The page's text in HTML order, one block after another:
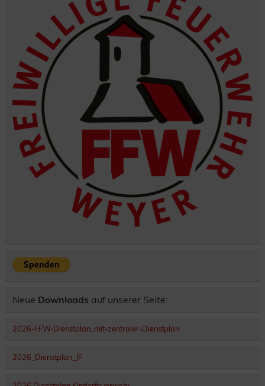
Neue Downloads auf unserer Seite:
2026-FFW-Dienstplan_mit-zentraler-Dienstplan
2026_Dienstplan_JF